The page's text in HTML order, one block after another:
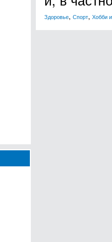
Здоровье, Спорт, Хобби